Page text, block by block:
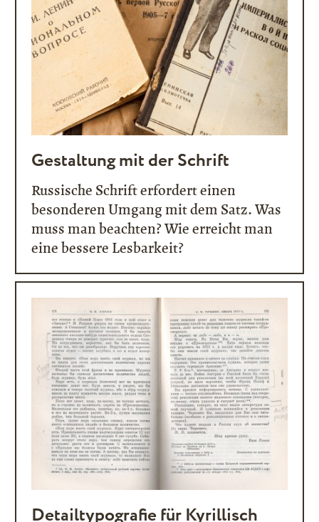
Gestaltung mit der Schrift
Russische Schrift erfordert einen
besonderen Umgang mit dem Satz. Was
muss man beachten? Wie erreicht man
eine bessere Lesbarkeit?
Detailtypografie für Kyrillisch